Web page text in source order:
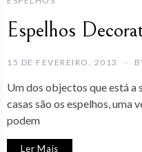
Espelhos
15 DE FEVEREIRO, 2013
Um dos objectos que está a
casas são os espelhos, uma
podem
Ler Mais